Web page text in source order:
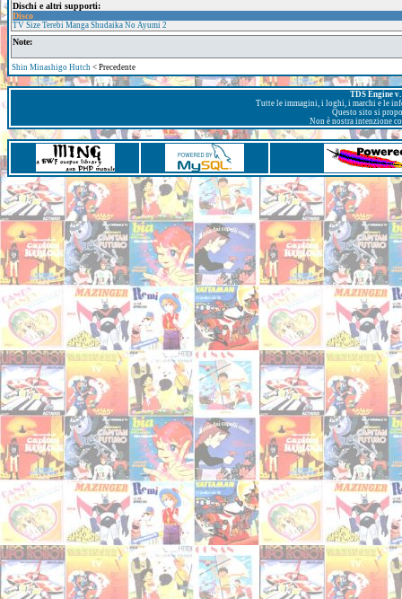
Dischi e altri supporti:
Disco
TV Size Terebi Manga Shudaika No Ayumi 2
Note:
Shin Minashigo Hutch < Precedente
TDS Engine
Tutte le immagini, i loghi, i marchi e le
Questo sito si
Non è nostra intenzione